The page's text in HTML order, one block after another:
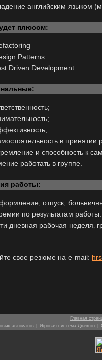
английским языком
плюсом:
Patterns
Driven Development
в принятии
и способность к
работать в группе.
работы:
отпуск,
по результатам работы.
дневная рабочая неделя‚
свое резюме на e-mail:
Главная
автоматов| Игровая система Джекпот|